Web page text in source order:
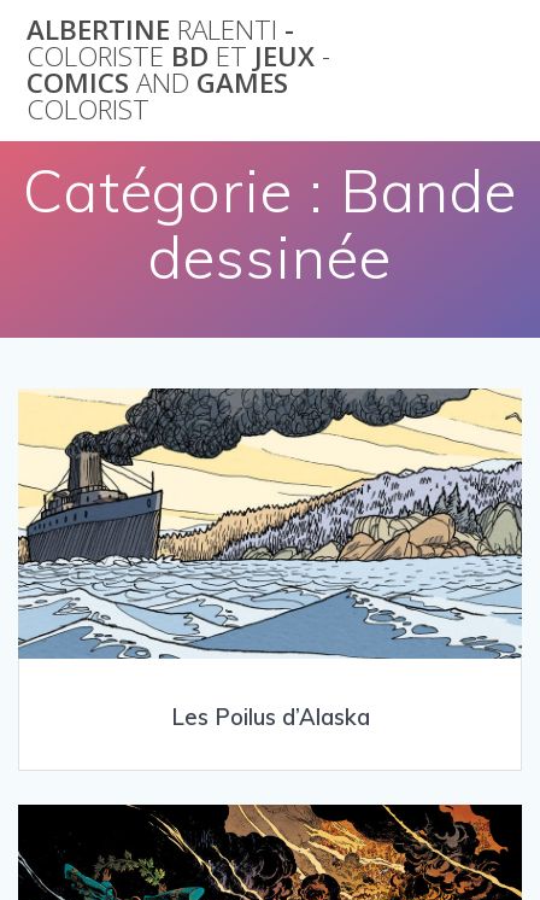
to
content
ALBERTINE RALENTI -
COLORISTE BD ET JEUX -
COMICS AND GAMES
COLORIST
Catégorie : Bande
dessinée
Les Poilus d’Alaska